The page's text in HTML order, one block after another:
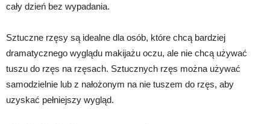
cały dzień bez wypadania.
Sztuczne rzęsy są idealne dla osób, które chcą bardziej
dramatycznego wyglądu makijażu oczu, ale nie chcą używać
tuszu do rzęs na rzęsach. Sztucznych rzęs można używać
samodzielnie lub z nałożonym na nie tuszem do rzęs, aby
uzyskać pełniejszy wygląd.